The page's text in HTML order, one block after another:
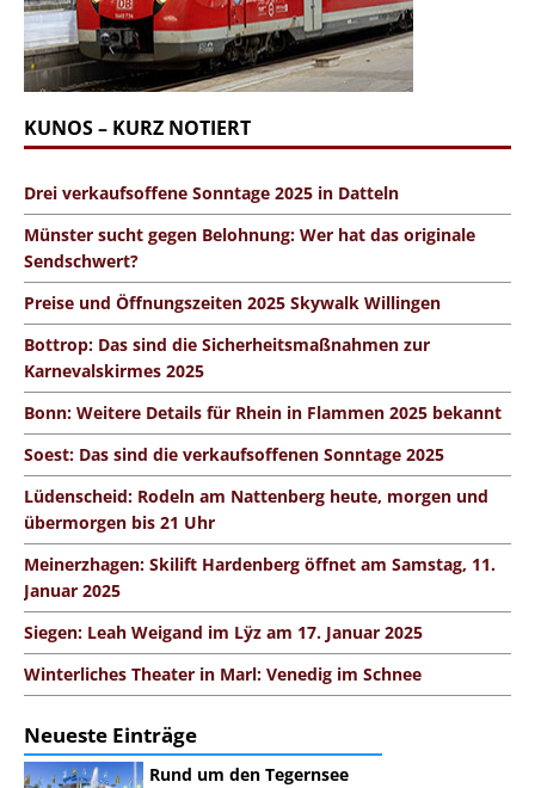
KUNOS – KURZ NOTIERT
Drei verkaufsoffene Sonntage 2025 in Datteln
Münster sucht gegen Belohnung: Wer hat das originale
Sendschwert?
Preise und Öffnungszeiten 2025 Skywalk Willingen
Bottrop: Das sind die Sicherheitsmaßnahmen zur
Karnevalskirmes 2025
Bonn: Weitere Details für Rhein in Flammen 2025 bekannt
Soest: Das sind die verkaufsoffenen Sonntage 2025
Lüdenscheid: Rodeln am Nattenberg heute, morgen und
übermorgen bis 21 Uhr
Meinerzhagen: Skilift Hardenberg öffnet am Samstag, 11.
Januar 2025
Siegen: Leah Weigand im Lÿz am 17. Januar 2025
Winterliches Theater in Marl: Venedig im Schnee
Neueste Einträge
Rund um den Tegernsee